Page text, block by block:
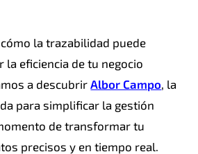
la trazabilidad puede
la eficiencia de tu negocio
a descubrirAlbor Campo, la
para simplificar la gestión
de transformar tu
precisos y en tiempo real.